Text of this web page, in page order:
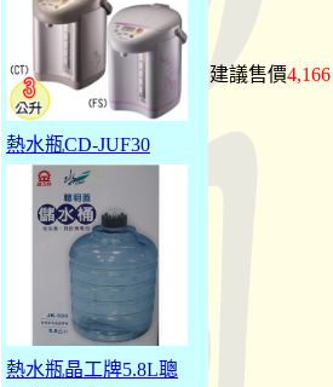
熱水瓶CD-JUF30
熱水瓶晶工牌5.8L聰
建議售價4,166